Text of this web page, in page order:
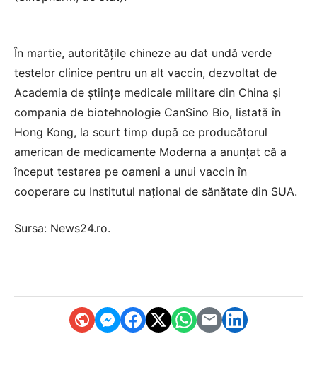
În martie, autorităţile chineze au dat undă verde
testelor clinice pentru un alt vaccin, dezvoltat de
Academia de ştiinţe medicale militare din China şi
compania de biotehnologie CanSino Bio, listată în
Hong Kong, la scurt timp după ce producătorul
american de medicamente Moderna a anunţat că a
început testarea pe oameni a unui vaccin în
cooperare cu Institutul naţional de sănătate din SUA.
Sursa: News24.ro.